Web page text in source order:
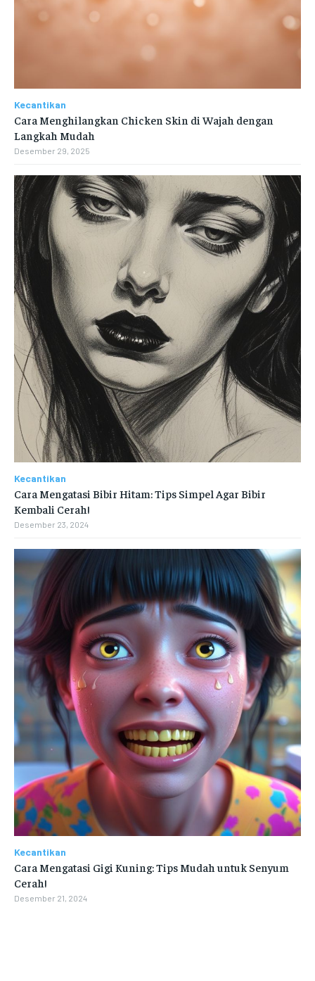
Kecantikan
Cara Menghilangkan Chicken Skin di Wajah dengan
Langkah Mudah
Desember 29, 2025
Kecantikan
Cara Mengatasi Bibir Hitam: Tips Simpel Agar Bibir
Kembali Cerah!
Desember 23, 2024
Kecantikan
Cara Mengatasi Gigi Kuning: Tips Mudah untuk Senyum
Cerah!
Desember 21, 2024